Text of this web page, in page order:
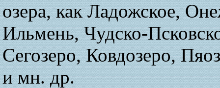
озера, как Ладожское,
Ильмень, Чудско-
Сегозеро, Ковдозеро,
и мн. др.